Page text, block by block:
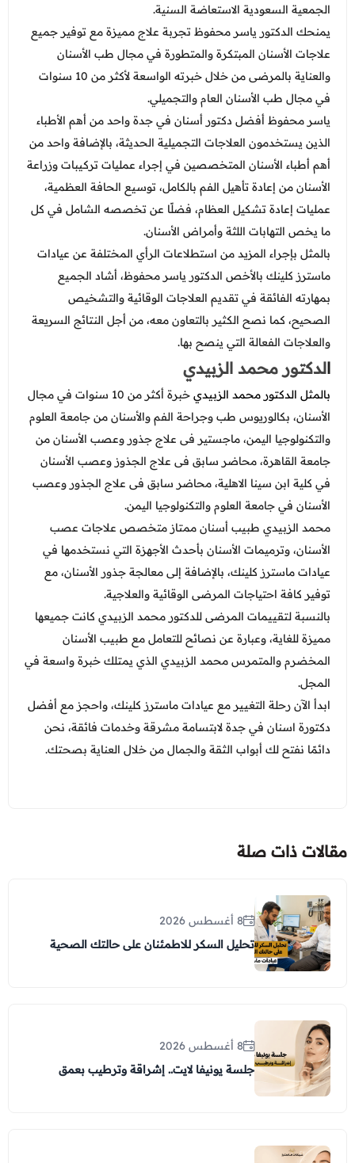
الجمعية السعودية الاستعاضة السنية.
يمنحك الدكتور ياسر محفوظ تجربة علاج مميزة مع توفير جميع
علاجات الأسنان المبتكرة والمتطورة في مجال طب الأسنان
والعناية بالمرضى من خلال خبرته الواسعة لأكثر من 10 سنوات
في مجال طب الأسنان العام والتجميلي.
ياسر محفوظ أفضل دكتور أسنان في جدة واحد من أهم الأطباء
الذين يستخدمون العلاجات التجميلية الحديثة، بالإضافة واحد من
أهم أطباء الأسنان المتخصصين في إ جراء عمليات تركيبات وزراعة
الأسنان من إعادة تأهيل الفم بالكامل، توسيع الحافة العظمية،
عمليات إعادة تشكيل العظام، فضلًا عن تخصصه الشامل في كل
ما يخص التهابات اللثة وأمراض الأسنان.
بالمثل بإجراء المزيد من استطلاعات الرأي المختلفة عن عيادات
ماسترز كلينك بالأخص الدكتور ياسر محفوظ، أشاد الجميع
بمهارته الفائقة في تقديم العلاجات الوقائية والتشخيص
الصحيح، كما نصح الكثير بالتعاون معه، من أجل النتائج السريعة
والعلاجات الفعالة التي ينصح بها.
لدكتور محمد الزبيدي
بالمثل الدكتور محمد الزبيدي
خبرة أكثر من 10 سنوات في مجال
الأسنان، بكالوريوس طب وجراحة الفم والأسنان من جامعة العلوم
والتكنولوجيا اليمن، ماجستير فى علاج جذور وعصب الأسنان من
جامعة القاهرة، محاضر سابق فى علاج الجذوز وعصب الأسنان
في كلية ابن سينا الاهلية، محاضر سابق فى علاج الجذور وعصب
الأسنان في جامعة العلوم والتكنولوجيا اليمن.
محمد الزبيدي طبيب أسنان ممتاز متخصص علاجات عصب
الأسنان، وترميمات الأسنان بأحدث الأجهزة التي نستخدمها في
عيادات ماسترز كلينك، بالإضافة إلى معالجة جذور الأسنان، مع
توفير كافة احتياجات المرضى الوقائية والعلاجية.
بالنسبة لتقييمات المرضى للدكتور محمد الزبيدي كانت جميعها
مميزة للغاية، وعبارة عن نصائح للتعامل مع طبيب الأسنان
المخضرم والمتمرس محمد الزبيدي الذي يمتلك خبرة واسعة في
المجل.
ابدأ الآن رحلة التغيير مع عيادات ماسترز كلينك، واحجز مع أفضل
دكتورة اسنان في جدة لابتسامة مشرقة وخدمات فائقة، نحن
دائمًا نفتح لك أبواب الثقة والجمال من خلال العناية بصحتك.
مقالات ذات صلة
8 أغسطس 2026
تحليل السكر للاطمئنان على حالتك الصحية
8 أغسطس 2026
جلسة يونيفا لايت.. إشراقة وترطيب بعمق